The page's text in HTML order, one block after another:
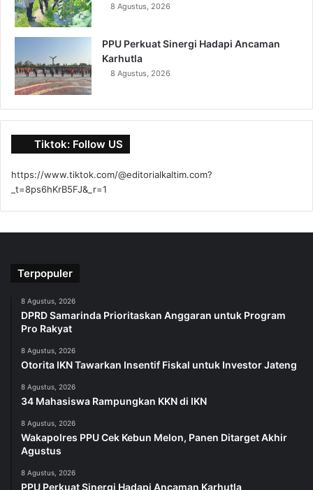
8 Agustus, 2026
PPU Perkuat Sinergi Hadapi Ancaman
Karhutla
8 Agustus, 2026
Tiktok: Follow US
https://www.tiktok.com/@editorialkaltim.com?
_t=8ps6hKrB5FJ&_r=1
Terpopuler
8 Agustus, 2026
DPRD Samarinda Prioritaskan Anggaran untuk Program
Pro Rakyat
8 Agustus, 2026
Otorita IKN Tawarkan Insentif Fiskal untuk Investor Jateng
8 Agustus, 2026
34 Mahasiswa Rampungkan KKN di IKN
8 Agustus, 2026
Wakapolres PPU Cek Kebun Melon, Panen Ditarget Akhir
Agustus
8 Agustus, 2026
PPU Perkuat Sinergi Hadapi Ancaman Karhutla